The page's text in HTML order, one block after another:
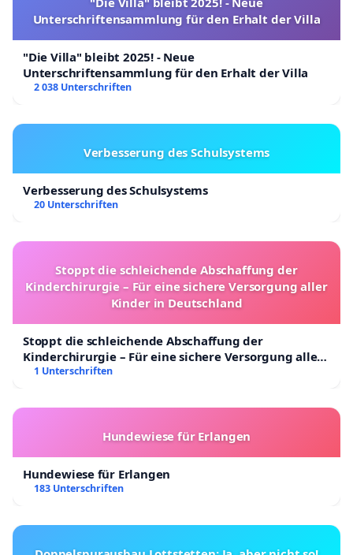
Unterschriftensammlung für den Erhalt der Villa
"Die Villa" bleibt 2025! - Neue
Unterschriftensammlung für den Erhalt der Villa
2 038 Unterschriften
Verbesserung des Schulsystems
Verbesserung des Schulsystems
20 Unterschriften
Stoppt die schleichende Abschaffung der
Kinderchirurgie – Für eine sichere Versorgung aller
Kinder in Deutschland
Stoppt die schleichende Abschaffung der
Kinderchirurgie – Für eine sichere Versorgung aller
Kinder in Deutschland
1 Unterschriften
Hundewiese für Erlangen
Hundewiese für Erlangen
183 Unterschriften